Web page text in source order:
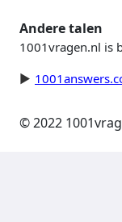
Andere talen
1001vragen.nl is
© 2022